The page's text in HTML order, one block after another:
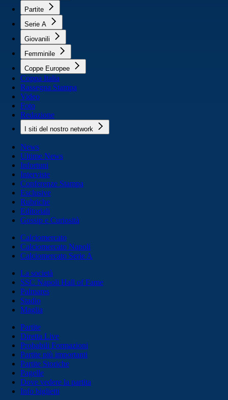
Partite
Serie A
Giovanili
Femminile
Coppe Europee
Coppa Italia
Rassegna Stampa
Video
Foto
Redazione
I siti del nostro network
News
Ultime News
Infortuni
Interviste
Conferenze Stampa
Esclusive
Rubriche
Editoriali
Gossip e Curiosità
Calciomercato
Calciomercato Napoli
Calciomercato Serie A
La società
SSC Napoli Hall of Fame
Palmares
Stadio
Maglia
Partite
Diretta Live
Probabili Formazioni
Partite più importanti
Partite Storiche
Pagelle
Dove vedere la partita
Info biglietti